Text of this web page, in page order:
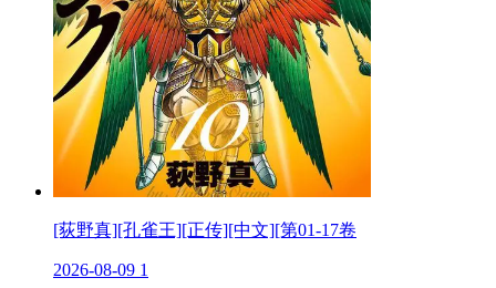
[荻野真][孔雀王][正传][中文][第01-17卷
2026-08-09 1